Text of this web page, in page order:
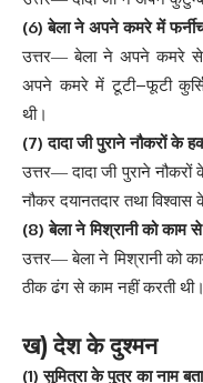
(6)बेला ने अपने कमरे में
उत्तर— बेला ने अपने कमरे से
अपने कमरे में टूटी–फूटी
थी।
(7)दादा जी पुराने नौकरों के
उत्तर— दादा जी पुराने नौकरों
नौकर दयानतदार तथा विश्वास
(8)बेला ने मिश्रानी को काम से
उत्तर— बेला ने मिश्रानी को
ठीक ढंग से काम नहीं करती थी।
ख)देश के दुश्मन
(1)सुमित्रा के पुत्र का नाम